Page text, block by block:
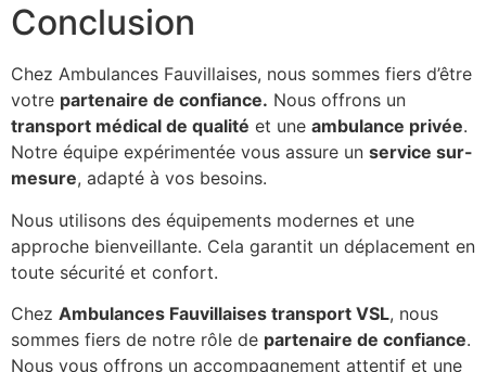
Conclusion
Chez Ambulances Fauvillaises, nous sommes fiers d’être
votre partenaire de confiance. Nous offrons un
transport médical de qualité et une ambulance privée.
Notre équipe expérimentée vous assure un service sur-
mesure, adapté à vos besoins.
Nous utilisons des équipements modernes et une
approche bienveillante. Cela garantit un déplacement en
toute sécurité et confort.
Chez Ambulances Fauvillaises transport VSL, nous
sommes fiers de notre rôle de partenaire de confiance.
Nous vous offrons un accompagnement attentif et une